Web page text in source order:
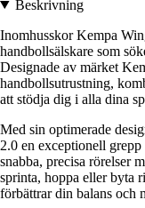
Beskrivning
Inomhusskor Kempa
handbollsälskare som
Designade av märket
handbollsutrustning,
att stödja dig i alla dina
Med sin optimerade
2.0 en exceptionell
snabba, precisa rörelser
sprinta, hoppa eller byta
förbättrar din balans och